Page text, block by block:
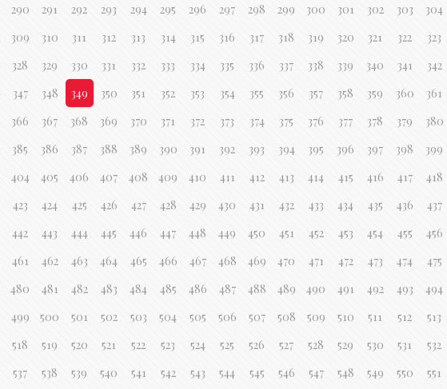
290 291 292 293 294 295 296 297 298 299 300 301 302 303
304
309 310 311 312 313 314 315 316 317 318 319 320 321 322
323
328 329 330 331 332 333 334 335 336 337 338 339 340 341
342
347 348 349 350 351 352 353 354 355 356 357 358 359 360
361
366 367 368 369 370 371 372 373 374 375 376 377 378 379
380
385 386 387 388 389 390 391 392 393 394 395 396 397 398
399
404 405 406 407 408 409 410 411 412 413 414 415 416 417
418
423 424 425 426 427 428 429 430 431 432 433 434 435 436
437
442 443 444 445 446 447 448 449 450 451 452 453 454 455
456
461 462 463 464 465 466 467 468 469 470 471 472 473 474
475
480 481 482 483 484 485 486 487 488 489 490 491 492 493
494
499 500 501 502 503 504 505 506 507 508 509 510 511 512
513
518 519 520 521 522 523 524 525 526 527 528 529 530 531
532
537 538 539 540 541 542 543 544 545 546 547 548 549 550
551